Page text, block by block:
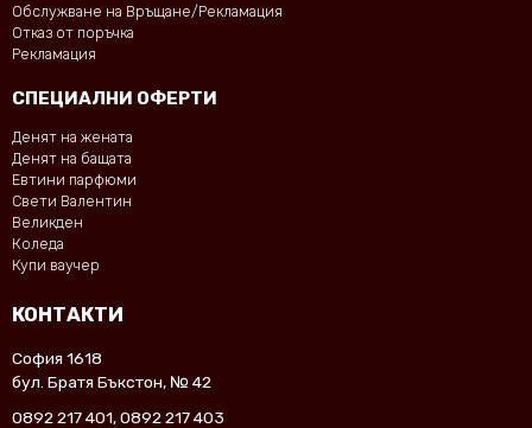
Обслужване на Връщане/Рекламация
Отказ от поръчка
Рекламация
СПЕЦИАЛНИ ОФЕРТИ
Денят на жената
Денят на бащата
Евтини парфюми
Свети Валентин
Великден
Коледа
Купи ваучер
КОНТАКТИ
София 1618
бул. Братя Бъкстон, № 42
0892 217 401,0892 217 403